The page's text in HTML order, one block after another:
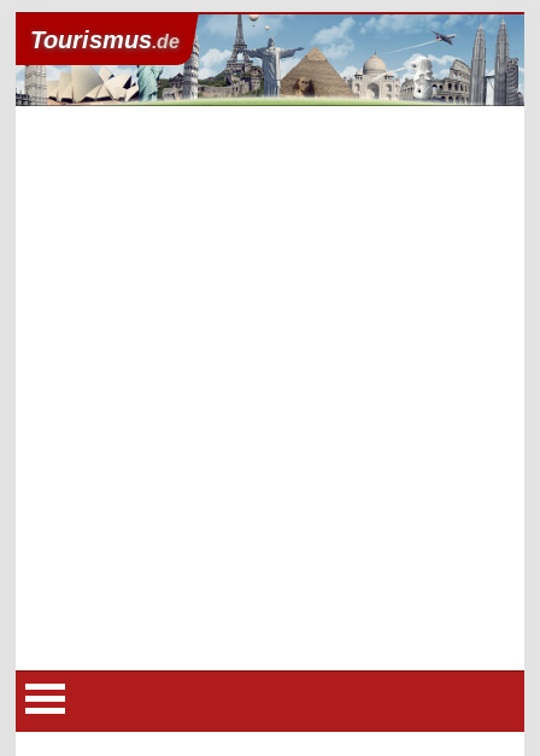
Tourismus.de